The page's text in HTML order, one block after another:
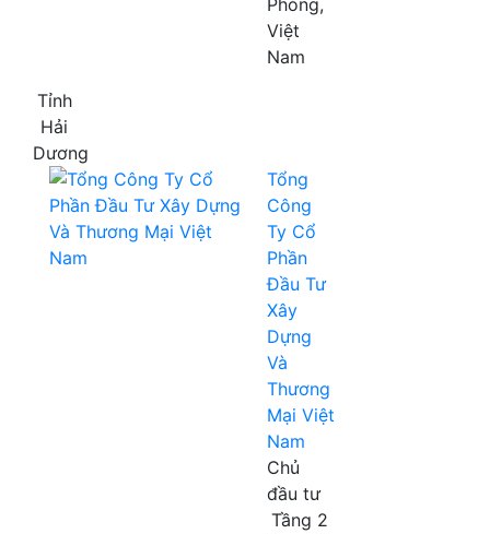
Phòng,
Việt
Nam
Tỉnh
Hải
Dương
Tổng
Công
Ty Cổ
Phần
Đầu Tư
Xây
Dựng
Và
Thương
Mại Việt
Nam
Chủ
đầu tư
Tầng 2